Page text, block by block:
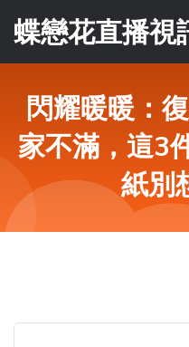
蝶戀花直播視
閃耀暖暖：
家不滿，這3
紙別